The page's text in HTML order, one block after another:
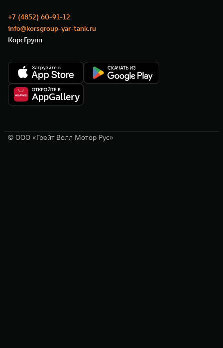
+7 (4852) 60-91-12
info@korsgroup-yar-tank.ru
КорсГрупп
© ООО «Грейт Волл Мотор Рус»